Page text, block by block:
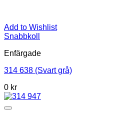
Add to Wishlist
Snabbkoll
Enfärgade
314 638 (Svart grå)
0 kr